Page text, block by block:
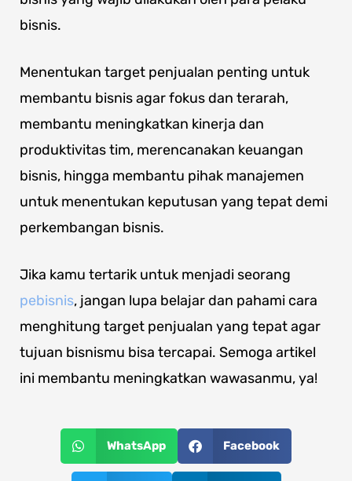
bisnis.
Menentukan target penjualan penting untuk
membantu bisnis agar fokus dan terarah,
membantu meningkatkan kinerja dan
produktivitas tim, merencanakan keuangan
bisnis, hingga membantu pihak manajemen
untuk menentukan keputusan yang tepat demi
perkembangan bisnis.
Jika kamu tertarik untuk menjadi seorang
pebisnis, jangan lupa belajar dan pahami cara
menghitung target penjualan yang tepat agar
tujuan bisnismu bisa tercapai. Semoga artikel
ini membantu meningkatkan wawasanmu, ya!
WhatsApp Facebook